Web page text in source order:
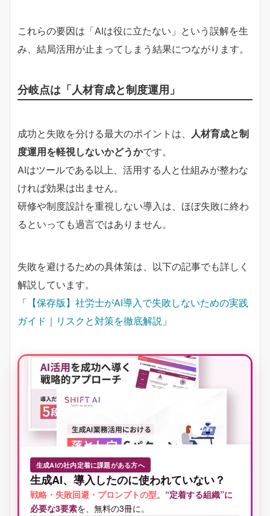
これらの要因は「AIは役に立たない」という誤解を生
み、結局活用が止まってしまう結果につながります。
分岐点は「人材育成と制度運用」
成功と失敗を分ける最大のポイントは、
人材育成と制
度運用を軽視しないかどうかです。
AIはツールである以上、活用する人と仕組みが整わな
ければ効果は出ません。
研修や制度設計を重視しない導入は、ほぼ失敗に終わ
るといっても過言ではありません。
失敗を避けるための具体策は、以下の記事でも詳しく
解説しています。
「 【保存版】社労士がAI導入で失敗しないための実践
ガイド｜リスクと対策を徹底解説 」
生成AIの社内定着に課題がある方へ
生成AI、導入したのに使われていない？
戦略・失敗回避・プロンプトの型。 “定着する組織”に
必要な3要素を、無料の3冊に。